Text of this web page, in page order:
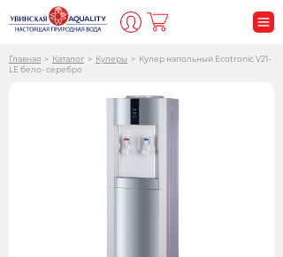
Главная > Каталог > Кулеры > Кулер напольный Ecotronic V21-
LЕ бело- серебро